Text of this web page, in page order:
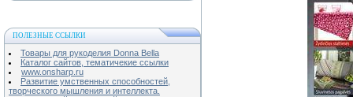
ПОЛЕЗНЫЕ ССЫЛКИ
Товары для рукоделия Donna Bella
Каталог сайтов, тематичекие ссылки
www.onsharp.ru
Развитие умственных способностей,
творческого мышления и интеллекта.